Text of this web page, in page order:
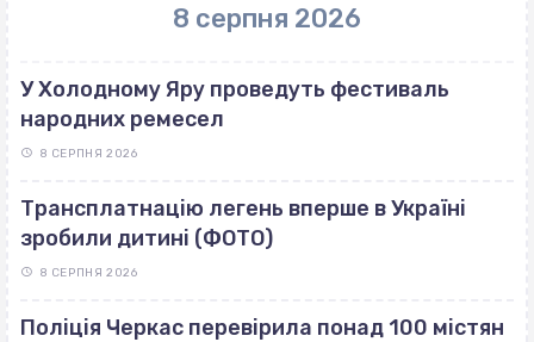
8 серпня 2026
У Холодному Яру проведуть фестиваль
народних ремесел
8 СЕРПНЯ 2026
Трансплатнацію легень вперше в Україні
зробили дитині (ФОТО)
8 СЕРПНЯ 2026
Поліція Черкас перевірила понад 100 містян